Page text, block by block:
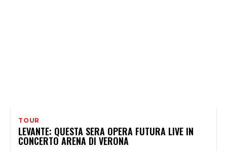
TOUR
LEVANTE: QUESTA SERA OPERA FUTURA LIVE IN
CONCERTO ARENA DI VERONA